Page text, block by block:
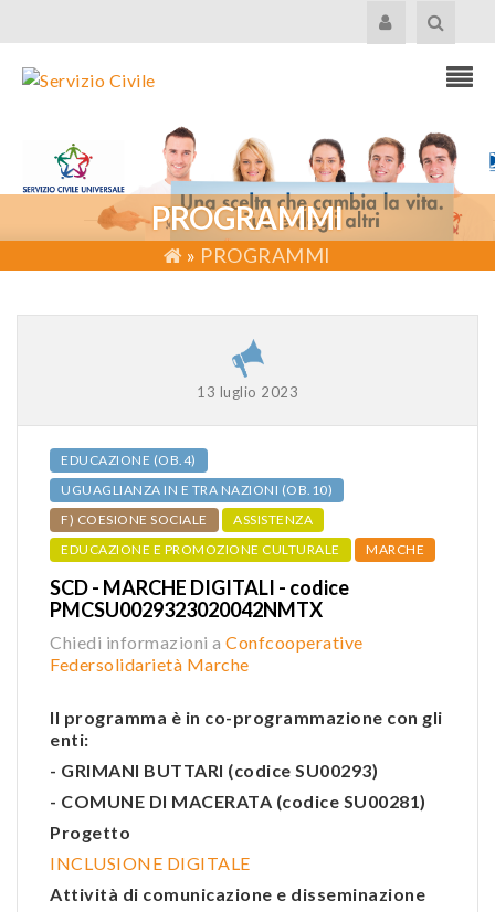
PROGRAMMI
» PROGRAMMI
13 luglio 2023
EDUCAZIONE (OB.4)
UGUAGLIANZA IN E TRA NAZIONI (OB.10)
F) COESIONE SOCIALE
ASSISTENZA
EDUCAZIONE E PROMOZIONE CULTURALE
MARCHE
SCD - MARCHE DIGITALI - codice
PMCSU0029323020042NMTX
Chiedi informazioni a Confcooperative
Federsolidarietà Marche
Il programma è in co-programmazione con gli
enti:
- GRIMANI BUTTARI (codice SU00293)
- COMUNE DI MACERATA (codice SU00281)
Progetto
INCLUSIONE DIGITALE
Attività di comunicazione e disseminazione